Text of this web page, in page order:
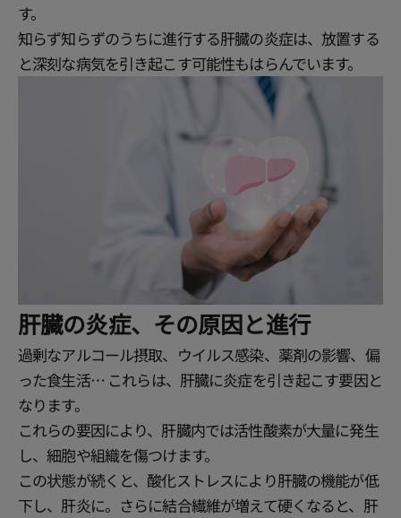
す。
知らず知らずのうちに進行する肝臓の炎症は、放置する
と深刻な病気を引き起こす可能性もはらんでいます。
肝臓の炎症、その原因と進行
過剰なアルコール摂取、ウイルス感染、薬剤の影響、偏
った食生活… これらは、肝臓に炎症を引き起こす要因と
なります。
これらの要因により、肝臓内では活性酸素が大量に発生
し、細胞や組織を傷つけます。
この状態が続くと、酸化ストレスにより肝臓の機能が低
下し、肝炎に。さらに結合繊維が増えて硬くなると、肝